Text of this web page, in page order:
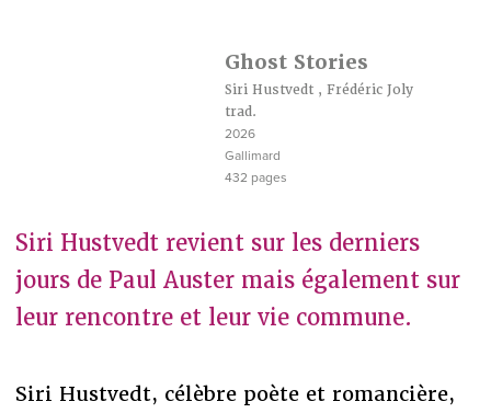
Ghost Stories
Siri Hustvedt ,Frédéric Joly
trad.
2026
Gallimard
432 pages
Siri Hustvedt revient sur les derniers
jours de Paul Auster mais également sur
leur rencontre et leur vie commune.
Siri Hustvedt, célèbre poète et romancière,